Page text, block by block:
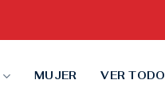
MUJER VER TODO